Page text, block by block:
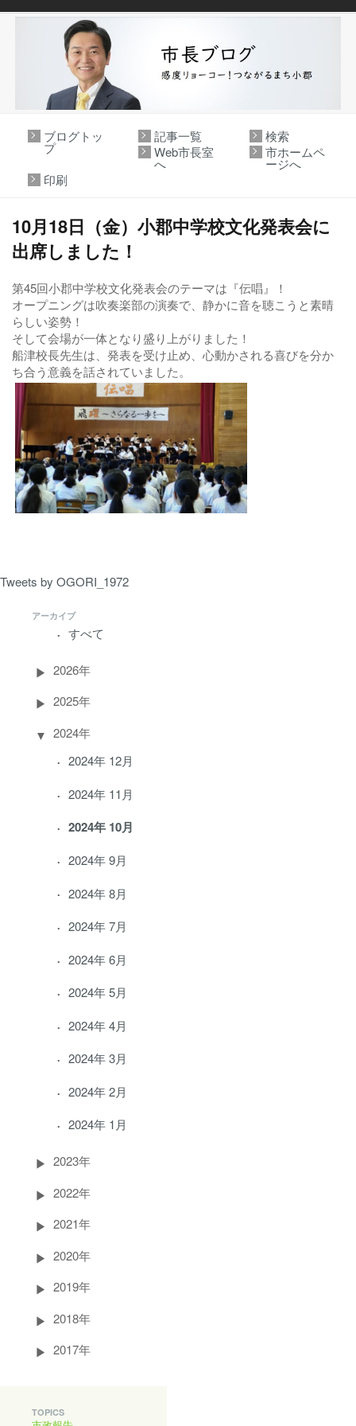
ブログトッ
プ
記事一覧
検索
Web市長室
へ
市ホームペ
ージへ
印刷
Tweets by OGORI_1972
アーカイブ
すべて
2026年
2025年
2024年
2024年 12月
2024年 11月
2024年 10月
2024年 9月
2024年 8月
2024年 7月
2024年 6月
2024年 5月
2024年 4月
2024年 3月
2024年 2月
2024年 1月
2023年
2022年
2021年
2020年
2019年
2018年
2017年
TOPICS
10月18日（金）小郡中学校文化発表会に
出席しました！
第45回小郡中学校文化発表会のテーマは『伝唱』！
オープニングは吹奏楽部の演奏で、静かに音を聴こうと素晴
らしい姿勢！
そして会場が一体となり盛り上がりました！
船津校長先生は、発表を受け止め、心動かされる喜びを分か
ち合う意義を話されていました。